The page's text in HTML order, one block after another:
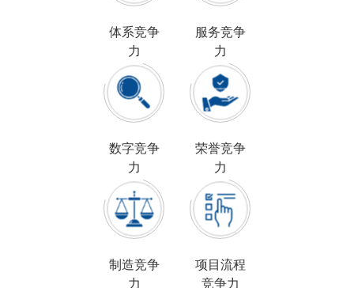
体系竞争
力
服务竞争
力
数字竞争
力
荣誉竞争
力
制造竞争
力
项目流程
竞争力